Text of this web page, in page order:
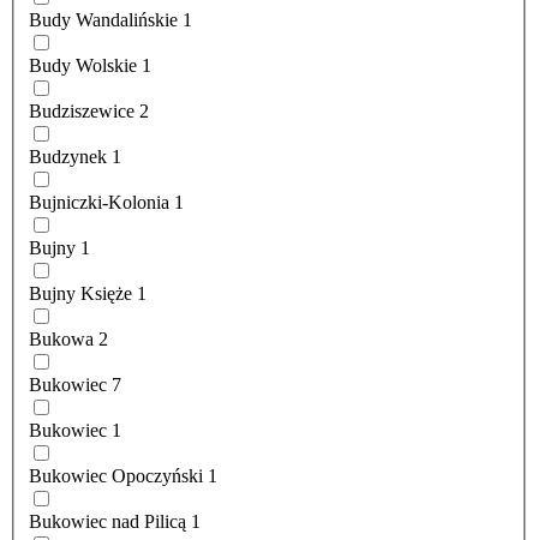
Budy Wandalińskie 1
Budy Wolskie 1
Budziszewice 2
Budzynek 1
Bujniczki-Kolonia 1
Bujny 1
Bujny Księże 1
Bukowa 2
Bukowiec 7
Bukowiec 1
Bukowiec Opoczyński 1
Bukowiec nad Pilicą 1